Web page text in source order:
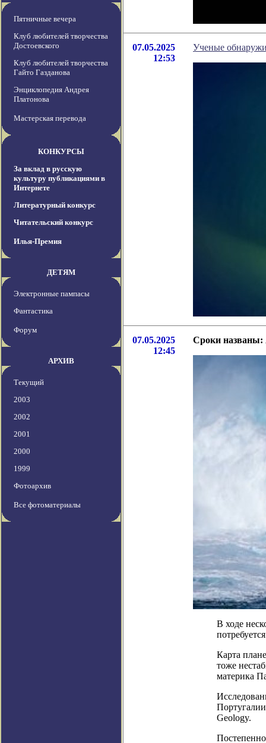
Пятничные вечера
Клуб любителей творчества
Достоевского
Клуб любителей творчества
Гайто Газданова
Энциклопедия Андрея
Платонова
Мастерская перевода
КОНКУРСЫ
За вклад в русскую
культуру публикациями в
Интернете
Литературный конкурс
Читательский конкурс
Илья-Премия
ДЕТЯМ
Электронные пампасы
Фантастика
Форум
АРХИВ
Текущий
2003
2002
2001
2000
1999
Фотоархив
Все фотоматериалы
07.05.2025
12:53
Ученые
07.05.2025
12:45
Сроки названы:
В ходе
Карта
тоже
материка
Geology.